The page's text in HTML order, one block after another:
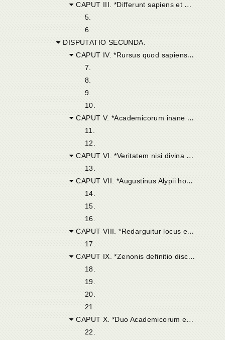
CAPUT III. *Differunt sapiens et studiosus. Sapientem nonnihil scire, quia saltem scit sapientiam.*
5.
6.
DISPUTATIO SECUNDA.
CAPUT IV. *Rursus quod sapiens non est qui nihil scit.*
7.
8.
9.
10.
CAPUT V. *Academicorum inane suffugium praecluditur.*
11.
12.
CAPUT VI. *Veritatem nisi divina ope non percipi.*
13.
CAPUT VII. *Augustinus Alypii hortatu habet deinceps orationem contra Academicos. Lepidus quidam locus Ciceronis refertur.*
14.
15.
16.
CAPUT VIII. *Redarguitur locus e Cicerone allatus.*
17.
CAPUT IX. *Zenonis definitio discutitur.*
18.
19.
20.
21.
CAPUT X. *Duo Academicorum effata.*
22.